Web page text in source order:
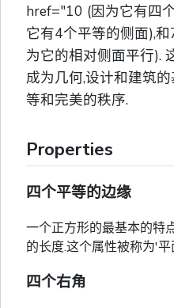
href="10 (因为它有四
它有4个平等的侧面),
为它的相对侧面平行).
成为几何,设计和建筑
等和完美的秩序.
Properties
四个平等的边缘
一个正方形的最基本的特
的长度.这个属性被称为'平
四个右角